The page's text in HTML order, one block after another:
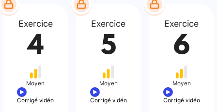
Exercice
4
Moyen
Corrigé vidéo
Exercice
5
Moyen
Corrigé vidéo
Exercice
6
Moyen
Corrigé vidéo